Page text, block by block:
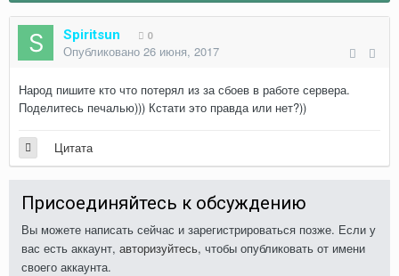
Spiritsun 0
Опубликовано 26 июня, 2017
Народ пишите кто что потерял из за сбоев в работе сервера.
Поделитесь печалью))) Кстати это правда или нет?))
Цитата
Присоединяйтесь к обсуждению
Вы можете написать сейчас и зарегистрироваться позже. Если у
вас есть аккаунт, авторизуйтесь, чтобы опубликовать от имени
своего аккаунта.